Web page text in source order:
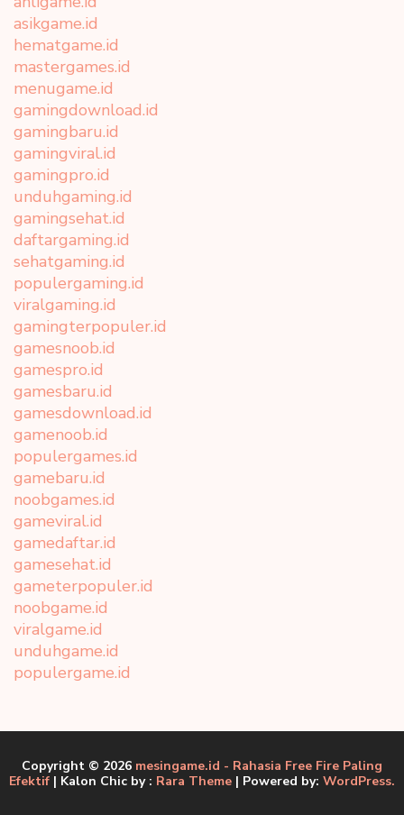
asikgame.id
hematgame.id
mastergames.id
menugame.id
gamingdownload.id
gamingbaru.id
gamingviral.id
gamingpro.id
unduhgaming.id
gamingsehat.id
daftargaming.id
sehatgaming.id
populergaming.id
viralgaming.id
gamingterpopuler.id
gamesnoob.id
gamespro.id
gamesbaru.id
gamesdownload.id
gamenoob.id
populergames.id
gamebaru.id
noobgames.id
gameviral.id
gamedaftar.id
gamesehat.id
gameterpopuler.id
noobgame.id
viralgame.id
unduhgame.id
populergame.id
Copyright © 2026 mesingame.id - Rahasia Free Fire Paling
Efektif | Kalon Chic by : Rara Theme | Powered by: WordPress.